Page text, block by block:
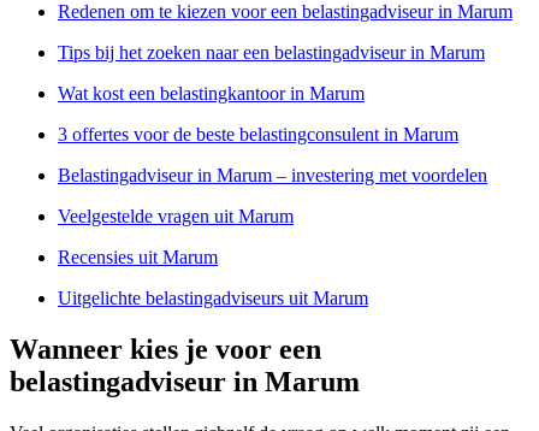
Redenen om te kiezen voor een belastingadviseur in Marum
Tips bij het zoeken naar een belastingadviseur in Marum
Wat kost een belastingkantoor in Marum
3 offertes voor de beste belastingconsulent in Marum
Belastingadviseur in Marum – investering met voordelen
Veelgestelde vragen uit Marum
Recensies uit Marum
Uitgelichte belastingadviseurs uit Marum
Wanneer kies je voor een
belastingadviseur in Marum